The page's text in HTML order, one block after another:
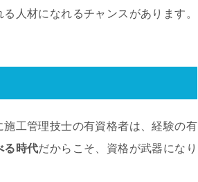
人材になれるチャンスがあります。
施工管理技士の有資格者は、経験の有
る時代だからこそ、資格が武器になり